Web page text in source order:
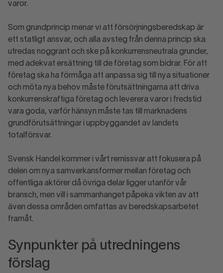
varor.
Som grundprincip menar vi att försörjningsberedskap är
ett statligt ansvar, och alla avsteg från denna princip ska
utredas noggrant och ske på konkurrensneutrala grunder,
med adekvat ersättning till de företag som bidrar. För att
företag ska ha förmåga att anpassa sig till nya situationer
och möta nya behov måste förutsättningarna att driva
konkurrenskraftiga företag och leverera varor i fredstid
vara goda, varför hänsyn måste tas till marknadens
grundförutsättningar i uppbyggandet av landets
totalförsvar.
Svensk Handel kommer i vårt remissvar att fokusera på
delen om nya samverkansformer mellan företag och
offentliga aktörer då övriga delar ligger utanför vår
bransch, men vill i sammanhanget påpeka vikten av att
även dessa områden omfattas av beredskapsarbetet
framåt.
Synpunkter på utredningens
förslag